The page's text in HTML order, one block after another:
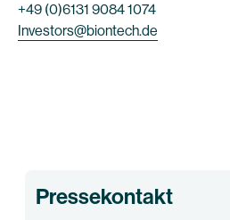
+49 (0)6131 9084 1074
Investors@biontech.de
Pressekontakt